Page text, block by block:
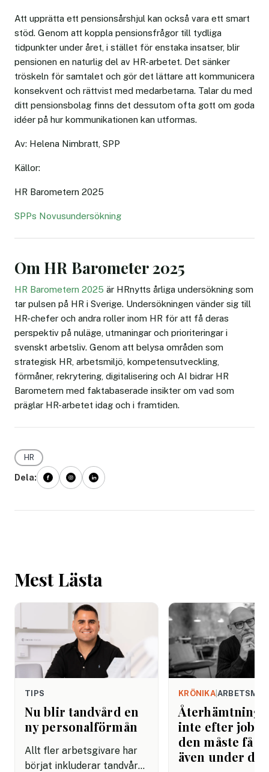
Att upprätta ett pensionsårshjul kan också vara ett smart
stöd. Genom att koppla pensionsfrågor till tydliga
tidpunkter under året, i stället för enstaka insatser, blir
pensionen en naturlig del av HR-arbetet. Det sänker
tröskeln för samtalet och gör det lättare att kommunicera
konsekvent och rättvist med medarbetarna. Talar du med
ditt pensionsbolag finns det dessutom ofta gott om goda
idéer på hur kommunikationen kan utformas.
Av: Helena Nimbratt, SPP
Källor:
HR Barometern 2025
SPPs Novusundersökning
Om HR Barometer 2025
HR Barometern 2025 är HRnytts årliga undersökning som
tar pulsen på HR i Sverige. Undersökningen vänder sig till
HR-chefer och andra roller inom HR för att få deras
perspektiv på nuläge, utmaningar och prioriteringar i
svenskt arbetsliv. Genom att belysa områden som
strategisk HR, arbetsmiljö, kompetensutveckling,
förmåner, rekrytering, digitalisering och AI bidrar HR
Barometern med faktabaserade insikter om vad som
präglar HR-arbetet idag och i framtiden.
HR
Dela:
Mest Lästa
TIPS
Nu blir tandvård en
ny personalförmån
Allt fler arbetsgivare har
börjat inkluderar tandvård i
KRÖNIKA|
Återhämtning
inte efter
den måste få
även under